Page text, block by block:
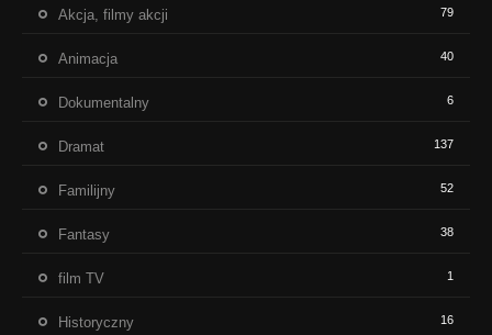
Akcja, filmy akcji 79
Animacja 40
Dokumentalny 6
Dramat 137
Familijny 52
Fantasy 38
film TV 1
Historyczny 16